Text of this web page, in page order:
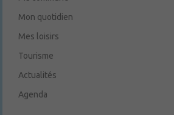
Mon quotidien
Mes loisirs
Tourisme
Actualités
Agenda